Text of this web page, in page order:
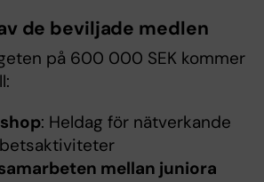
de beviljade medlen
på 600 000 SEK kommer
: Heldag för nätverkande
mellan juniora